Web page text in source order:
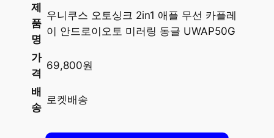
제
품
명
우니쿠스 오토싱크 2in1 애플 무선 카플레
이 안드로이오토 미러링 동글 UWAP50G
가
격
69,800원
배
송
로켓배송